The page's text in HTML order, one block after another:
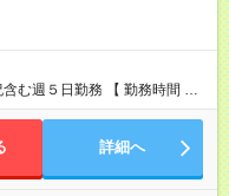
勤務 【 勤務時間 】
１h） ※残業ほとんどありま
詳細へ